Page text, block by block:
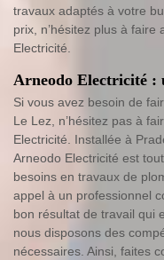
travaux adaptés à votre
prix, n’hésitez plus à
Electricité.
Arneodo Electricité :
Si vous avez besoin de
Le Lez, n’hésitez pas à
Electricité. Installée à
Arneodo Electricité est
besoins en travaux de
appel à un professionnel
bon résultat de travail qui
nous disposons des
nécessaires. Ainsi, faites